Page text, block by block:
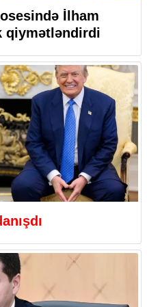
İlham
qiymətləndirdi